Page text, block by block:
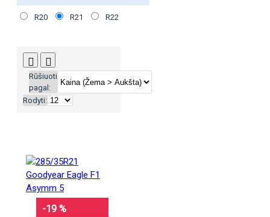
R20 R21 R22
Rūšiuoti
pagal:
Rodyti:
-19 %